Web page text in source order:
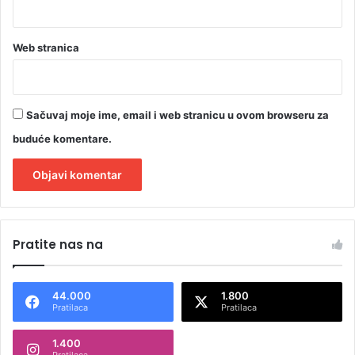
Web stranica
Sačuvaj moje ime, email i web stranicu u ovom browseru za
buduće komentare.
t
n
Pratite nas na
44.000
Pratilaca
1.800
Pratilaca
1.400